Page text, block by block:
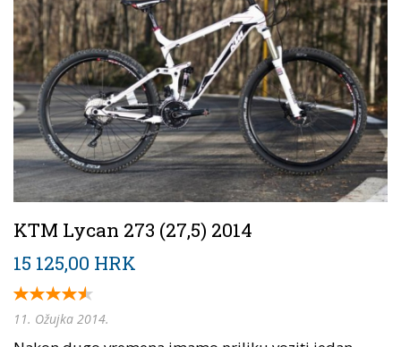
KTM Lycan 273 (27,5) 2014
15 125,00 HRK
11. Ožujka 2014.